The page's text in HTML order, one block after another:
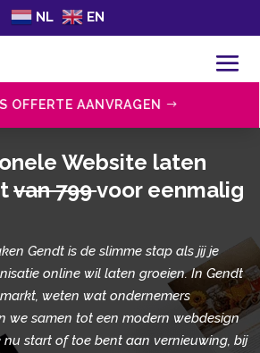
NL EN
OFFERTE AANVRAGEN
Website laten
van 799voor eenmalig
Gendt is de slimme stap als jij je
online wil laten groeien. In Gendt
weten wat ondernemers
we samen tot een modern webdesign
nu start of toe bent aan vernieuwing, bij